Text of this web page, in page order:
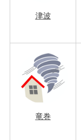
津波
竜巻